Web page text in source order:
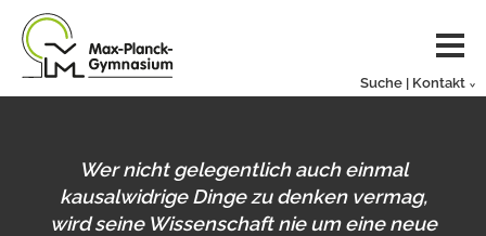
Suche | Kontakt
Wer nicht gelegentlich auch einmal
kausalwidrige Dinge zu denken vermag,
wird seine Wissenschaft nie um eine neue